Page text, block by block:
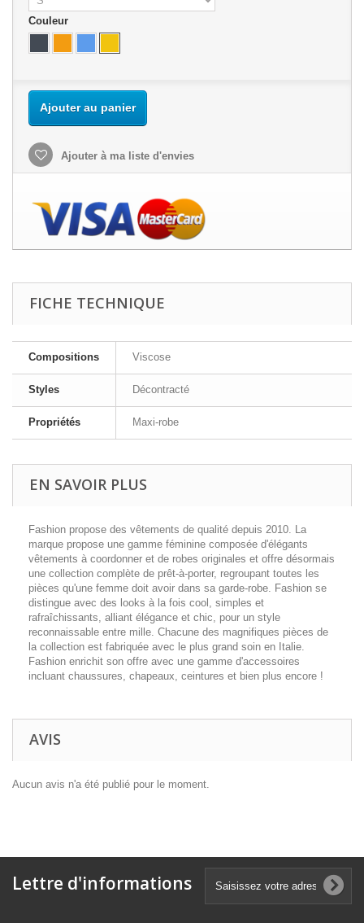
Couleur
Ajouter au panier
Ajouter à ma liste d'envies
FICHE TECHNIQUE
Compositions Viscose
Styles Décontracté
Propriétés Maxi-robe
EN SAVOIR PLUS
Fashion propose des vêtements de qualité depuis 2010. La
marque propose une gamme féminine composée d'élégants
vêtements à coordonner et de robes originales et offre désormais
une collection complète de prêt-à-porter, regroupant toutes les
pièces qu'une femme doit avoir dans sa garde-robe. Fashion se
distingue avec des looks à la fois cool, simples et
rafraîchissants, alliant élégance et chic, pour un style
reconnaissable entre mille. Chacune des magnifiques pièces de
la collection est fabriquée avec le plus grand soin en Italie.
Fashion enrichit son offre avec une gamme d'accessoires
incluant chaussures, chapeaux, ceintures et bien plus encore !
AVIS
Aucun avis n'a été publié pour le moment.
Lettre d'informations